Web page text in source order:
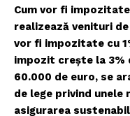
Cum vor fi
realizează venituri
vor fi impozitate cu
impozit crește la 3%
60.000 de euro, se
de lege privind
asigurarea